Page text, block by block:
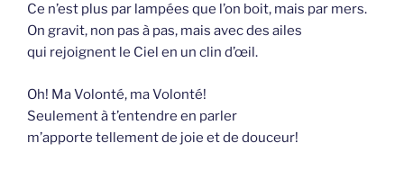
Ce n’est plus par lampées que l’on boit, mais par mers.
On gravit, non pas à pas, mais avec des ailes
qui rejoignent le Ciel en un clin d’œil.
Oh! Ma Volonté, ma Volonté!
Seulement à t’entendre en parler
m’apporte tellement de joie et de douceur!